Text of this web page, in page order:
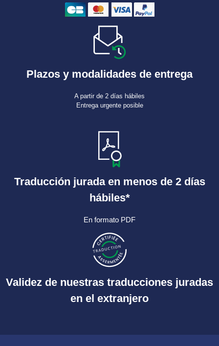
Plazos y modalidades de entrega
A partir de 2 días hábiles
Entrega urgente posible
Traducción jurada en menos de 2 días
hábiles*
En formato PDF
Validez de nuestras traducciones juradas
en el extranjero